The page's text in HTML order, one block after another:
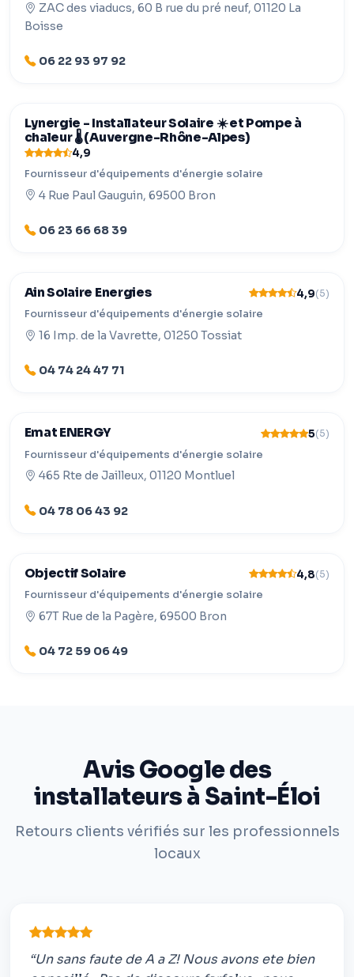
ZAC des viaducs, 60 B rue du pré neuf, 01120 La
Boisse
06 22 93 97 92
Lynergie - Installateur Solaire ☀️ et Pompe à
chaleur 🌡️ (Auvergne-Rhône-Alpes)
4,9
Fournisseur d'équipements d'énergie solaire
4 Rue Paul Gauguin, 69500 Bron
06 23 66 68 39
Ain Solaire Energies 4,9(5)
Fournisseur d'équipements d'énergie solaire
16 Imp. de la Vavrette, 01250 Tossiat
04 74 24 47 71
Emat ENERGY 5(5)
Fournisseur d'équipements d'énergie solaire
465 Rte de Jailleux, 01120 Montluel
04 78 06 43 92
Objectif Solaire 4,8(5)
Fournisseur d'équipements d'énergie solaire
67T Rue de la Pagère, 69500 Bron
04 72 59 06 49
Avis Google des
installateurs à Saint-Éloi
Retours clients vérifiés sur les professionnels
locaux
“Un sans faute de A a Z! Nous avons ete bien